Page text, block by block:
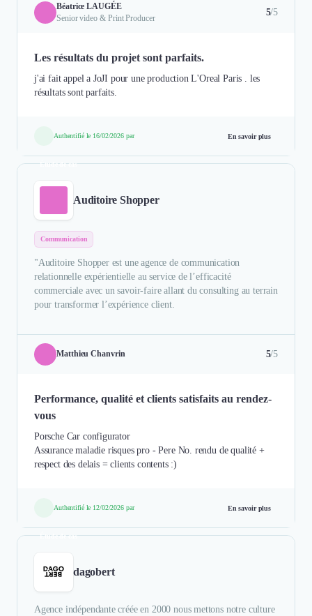
Béatrice LAUGÉE
Senior video & Print Producer
5/5
Les résultats du projet sont parfaits.
j'ai fait appel a JoJI pour une production L'Oreal Paris . les
résultats sont parfaits.
Authentifié le 16/02/2026 par En savoir plus
Étude de cas
Auditoire Shopper
Communication
"Auditoire Shopper est une agence de communication
relationnelle expérientielle au service de l’efficacité
commerciale avec un savoir-faire allant du consulting au terrain
pour transformer l’expérience client.
Matthieu Chanvrin 5/5
Performance, qualité et clients satisfaits au rendez-
vous
Porsche Car configurator
Assurance maladie risques pro - Pere No. rendu de qualité +
respect des delais = clients contents :)
Authentifié le 12/02/2026 par En savoir plus
Étude de cas
dagobert
Agence indépendante créée en 2000 nous mettons notre culture